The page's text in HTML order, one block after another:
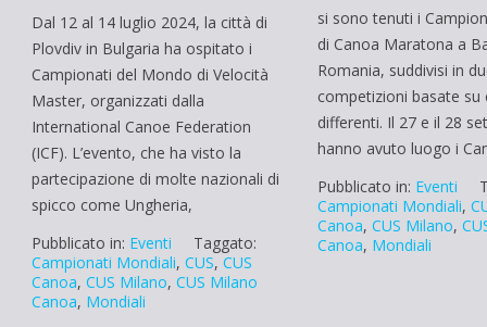
Dal 12 al 14 luglio 2024, la città di
Plovdiv in Bulgaria ha ospitato i
Campionati del Mondo di Velocità
Master, organizzati dalla
International Canoe Federation
(ICF). L’evento, che ha visto la
partecipazione di molte nazionali di
spicco come Ungheria,
Pubblicato in: Eventi
Taggato:
Campionati Mondiali,CUS,CUS
Canoa,CUS Milano,CUS Milano
Canoa, Mondiali
si sono tenuti i
di Canoa Maratona a
Romania, suddivisi in
competizioni basate su
differenti. Il 27 e il 28
hanno avuto luogo i
Pubblicato in: Eventi
Campionati Mondiali,
Canoa, CUS Milano,
Canoa, Mondiali